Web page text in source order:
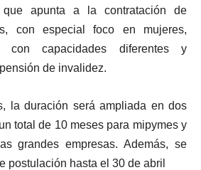
que apunta a la contratación de
con especial foco en mujeres,
con capacidades diferentes y
de invalidez.
la duración será ampliada en dos
total de 10 meses para mipymes y
grandes empresas. Además, se
postulación hasta el 30 de abril